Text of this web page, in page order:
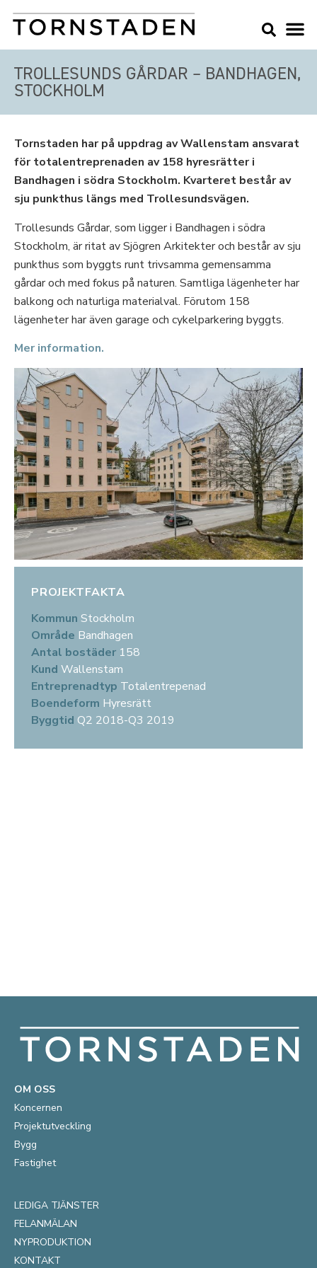
TROLLESUNDS GÅRDAR – BANDHAGEN,
STOCKHOLM
Tornstaden har på uppdrag av Wallenstam ansvarat
för totalentreprenaden av 158 hyresrätter i
Bandhagen i södra Stockholm. Kvarteret består av
sju punkthus längs med Trollesundsvägen.
Trollesunds Gårdar, som ligger i Bandhagen i södra
Stockholm, är ritat av Sjögren Arkitekter och består av sju
punkthus som byggts runt trivsamma gemensamma
gårdar och med fokus på naturen. Samtliga lägenheter har
balkong och naturliga materialval. Förutom 158
lägenheter har även garage och cykelparkering byggts.
Mer information.
PROJEKTFAKTA
Kommun Stockholm
Område Bandhagen
Antal bostäder 158
Kund Wallenstam
Entreprenadtyp Totalentrepenad
Boendeform Hyresrätt
Byggtid Q2 2018-Q3 2019
OM OSS
Koncernen
Projektutveckling
Bygg
Fastighet
LEDIGA TJÄNSTER
FELANMÄLAN
NYPRODUKTION
KONTAKT